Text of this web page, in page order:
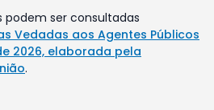
ser consultadas
Vedadas aos Agentes Públicos
2026, elaborada pela
.